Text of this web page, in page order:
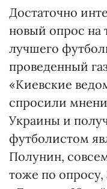
Достаточно
новый опрос на
лучшего
проведенный
«Киевские
спросили
Украины и
футболистом
Полунин,
тоже по опросу,